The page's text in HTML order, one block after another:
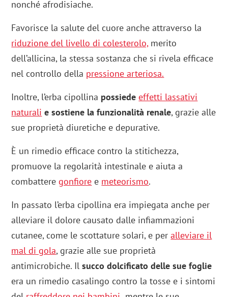
nonché afrodisiache.
Favorisce la salute del cuore anche attraverso la
riduzione del livello di colesterolo, merito
dell’allicina, la stessa sostanza che si rivela efficace
nel controllo della pressione arteriosa.
Inoltre, l’erba cipollina possiedeeffetti lassativi
naturali e sostiene la funzionalità renale, grazie alle
sue proprietà diuretiche e depurative.
È un rimedio efficace contro la stitichezza,
promuove la regolarità intestinale e aiuta a
combatteregonfiore e meteorismo.
In passato l’erba cipollina era impiegata anche per
alleviare il dolore causato dalle infiammazioni
cutanee, come le scottature solari, e peralleviare il
mal di gola, grazie alle sue proprietà
antimicrobiche. Ilsucco dolcificato delle sue foglie
era un rimedio casalingo contro la tosse e i sintomi